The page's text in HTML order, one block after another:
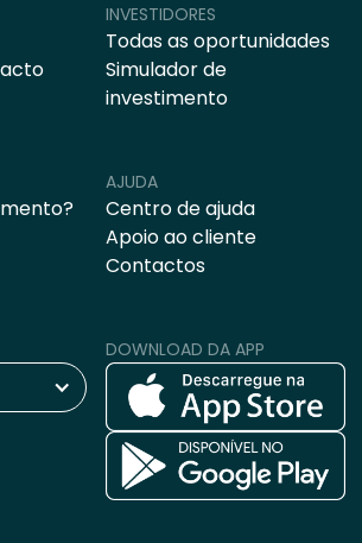
AJUDA
Centro de ajuda
Apoio ao cliente
Contactos
INVESTIDORES
Todas as oportunidades
Simulador de
investimento
DOWNLOAD DA APP